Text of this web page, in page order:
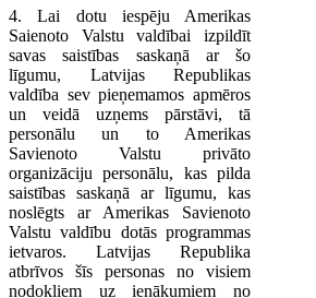
4. Lai dotu iespēju Amerikas
Saienoto Valstu valdībai izpildīt
savas saistības saskaņā ar šo
līgumu, Latvijas Republikas
valdība sev pieņemamos apmēros
un veidā uzņems pārstāvi, tā
personālu un to Amerikas
Savienoto Valstu privāto
organizāciju personālu, kas pilda
saistības saskaņā ar līgumu, kas
noslēgts ar Amerikas Savienoto
Valstu valdību dotās programmas
ietvaros. Latvijas Republika
atbrīvos šīs personas no visiem
nodokļiem uz ienākumiem no